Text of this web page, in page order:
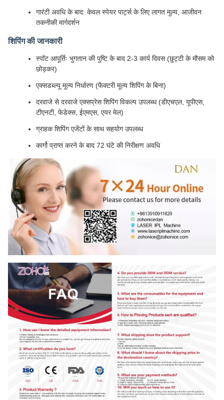
गारंटी अवधि के बाद: केवल स्पेयर पार्ट्स के लिए लागत मूल्य, आजीवन
तकनीकी मार्गदर्शन
शिपिंग की जानकारी
स्पॉट आपूर्तिः भुगतान की पुष्टि के बाद 2-3 कार्य दिवस (छुट्टी के मौसम को
छोड़कर)
एक्सडब्ल्यू मूल्य निर्धारण (फैक्टरी मूल्य शिपिंग के बिना)
दरवाजे से दरवाजे एक्सप्रेस शिपिंग विकल्प उपलब्ध (डीएचएल, यूपीएस,
टीएनटी, फेडेक्स, ईएमएस, एयर मेल)
ग्राहक शिपिंग एजेंटों के साथ सहयोग उपलब्ध
कार्गो प्राप्त करने के बाद 72 घंटे की निरीक्षण अवधि